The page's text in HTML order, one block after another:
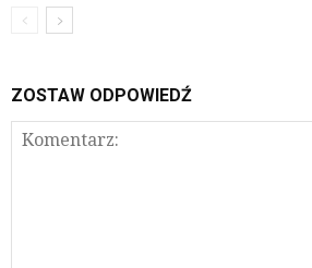
ZOSTAW ODPOWIEDŹ